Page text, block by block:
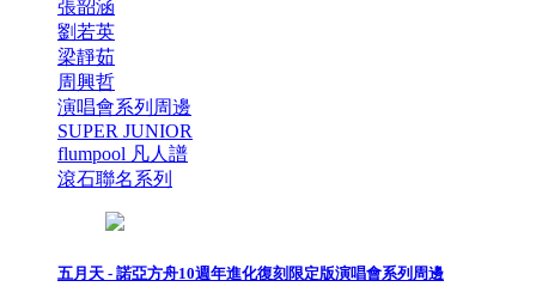
張韶涵
劉若英
梁靜茹
周興哲
演唱會系列周邊
SUPER JUNIOR
flumpool 凡人譜
滾石聯名系列
五月天 - 諾亞方舟10週年進化復刻限定版演唱會系列周邊